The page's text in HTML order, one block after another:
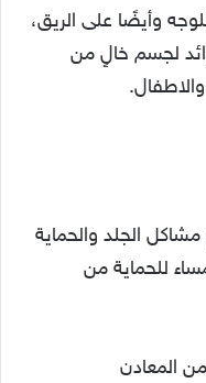
وأيضًا على الريق،
لجسم خالٍ من
الجلد والحماية
للحماية من
المعادن